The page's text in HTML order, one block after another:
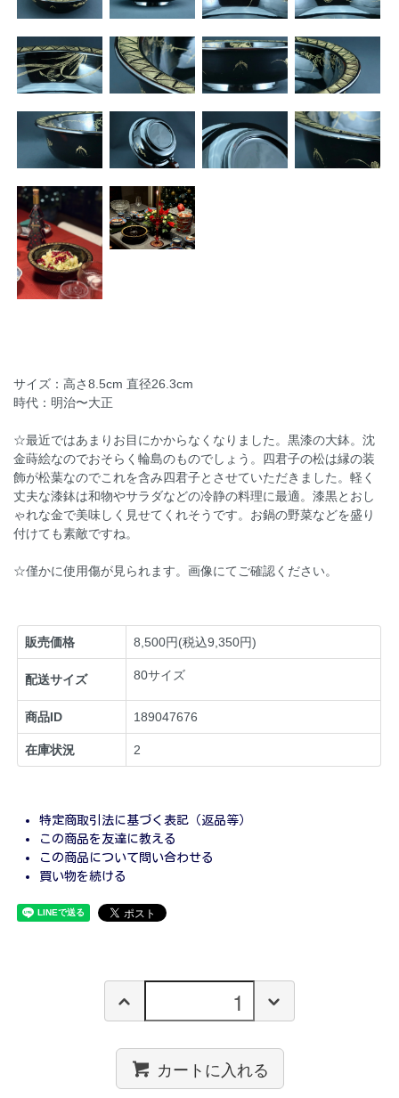
サイズ：高さ8.5cm 直径26.3cm
時代：明治〜大正
☆最近ではあまりお目にかからなくなりました。黒漆の大鉢。沈
金蒔絵なのでおそらく輪島のものでしょう。四君子の松は縁の装
飾が松葉なのでこれを含み四君子とさせていただきました。軽く
丈夫な漆鉢は和物やサラダなどの冷静の料理に最適。漆黒とおし
ゃれな金で美味しく見せてくれそうです。お鍋の野菜などを盛り
付けても素敵ですね。
☆僅かに使用傷が見られます。画像にてご確認ください。
販売価格 8,500円(税込9,350円)
配送サイズ 80サイズ
商品ID 189047676
在庫状況 2
特定商取引法に基づく表記（返品等）
この商品を友達に教える
この商品について問い合わせる
買い物を続ける
カートに入れる